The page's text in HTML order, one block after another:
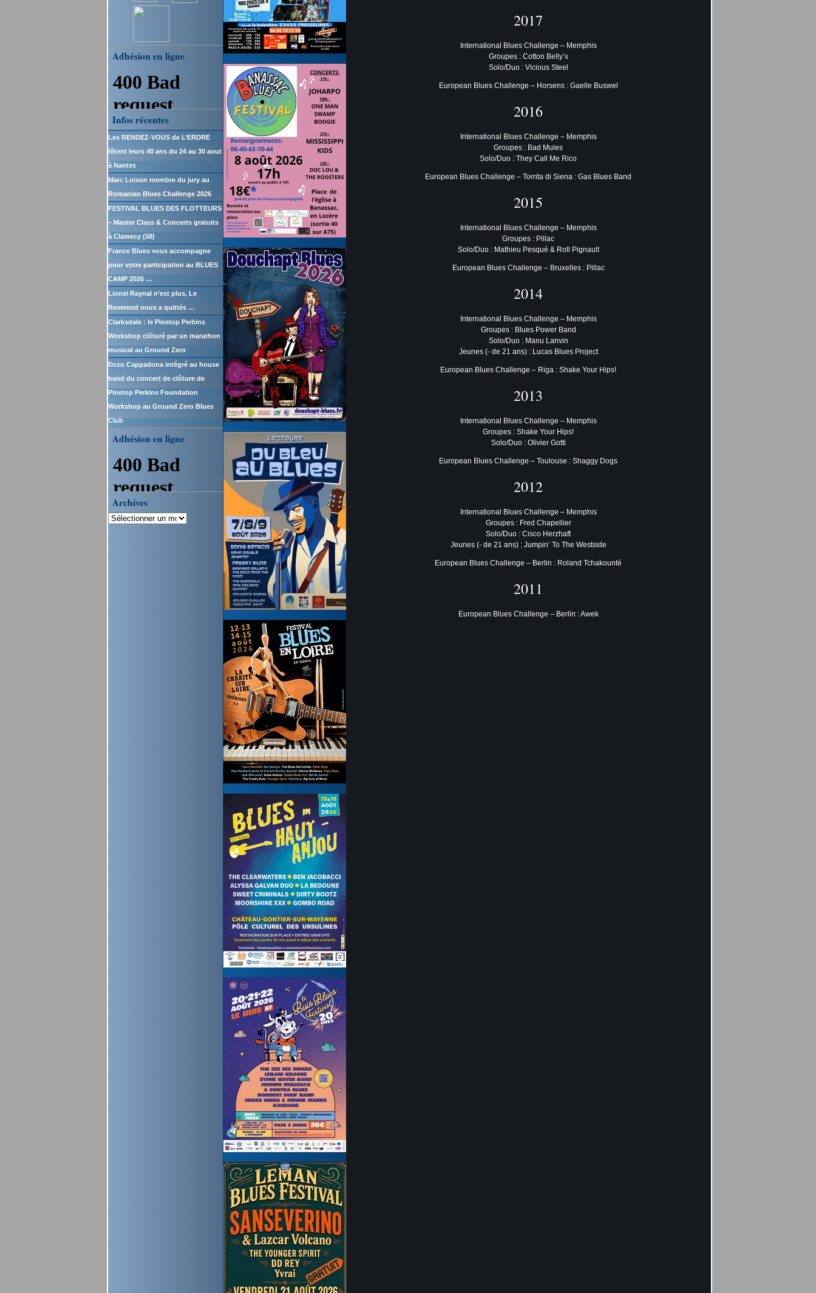
2017
International Blues Challenge – Memphis
Groupes : Cotton Belly’s
Solo/Duo : Vicious Steel
European Blues Challenge – Horsens : Gaelle Buswel
2016
International Blues Challenge – Memphis
Groupes : Bad Mules
Solo/Duo : They Call Me Rico
European Blues Challenge – Torrita di Siena : Gas Blues Band
2015
International Blues Challenge – Memphis
Groupes : Pillac
Solo/Duo : Mathieu Pesqué & Roll Pignault
European Blues Challenge – Bruxelles : Pillac
2014
International Blues Challenge – Memphis
Groupes : Blues Power Band
Solo/Duo : Manu Lanvin
Jeunes (- de 21 ans) : Lucas Blues Project
European Blues Challenge – Riga : Shake Your Hips!
2013
International Blues Challenge – Memphis
Groupes : Shake Your Hips!
Solo/Duo : Olivier Gotti
European Blues Challenge – Toulouse : Shaggy Dogs
2012
International Blues Challenge – Memphis
Groupes : Fred Chapellier
Solo/Duo : Cisco Herzhaft
Jeunes (- de 21 ans) : Jumpin’ To The Westside
European Blues Challenge – Berlin : Roland Tchakounté
2011
European Blues Challenge – Berlin : Awek
Adhésion en ligne
Infos récentes
Les RENDEZ-VOUS de L’ERDRE
fêtent leurs 40 ans du 24 au 30 aout
à Nantes
Marc Loison membre du jury au
Romanian Blues Challenge 2026
FESTIVAL BLUES DES FLOTTEURS
– Master Class & Concerts gratuits
à Clamecy (58)
France Blues vous accompagne
pour votre participation au BLUES
CAMP 2026 …
Lionel Raynal n’est plus, Le
Reverend nous a quittés …
Clarksdale : le Pinetop Perkins
Workshop clôturé par un marathon
musical au Ground Zero
Enzo Cappadona intégré au house
band du concert de clôture de
Pinetop Perkins Foundation
Workshop au Ground Zero Blues
Club
Adhésion en ligne
Archives